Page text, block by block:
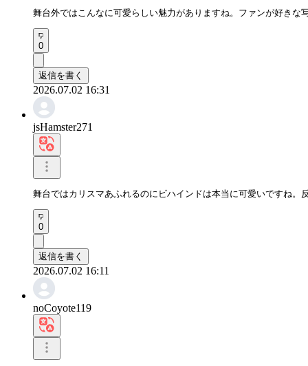
舞台外ではこんなに可愛らしい魅力がありますね。ファンが好きな
0
返信を書く
2026.07.02 16:31
jsHamster271
舞台ではカリスマあふれるのにビハインドは本当に可愛いですね。
0
返信を書く
2026.07.02 16:11
noCoyote119